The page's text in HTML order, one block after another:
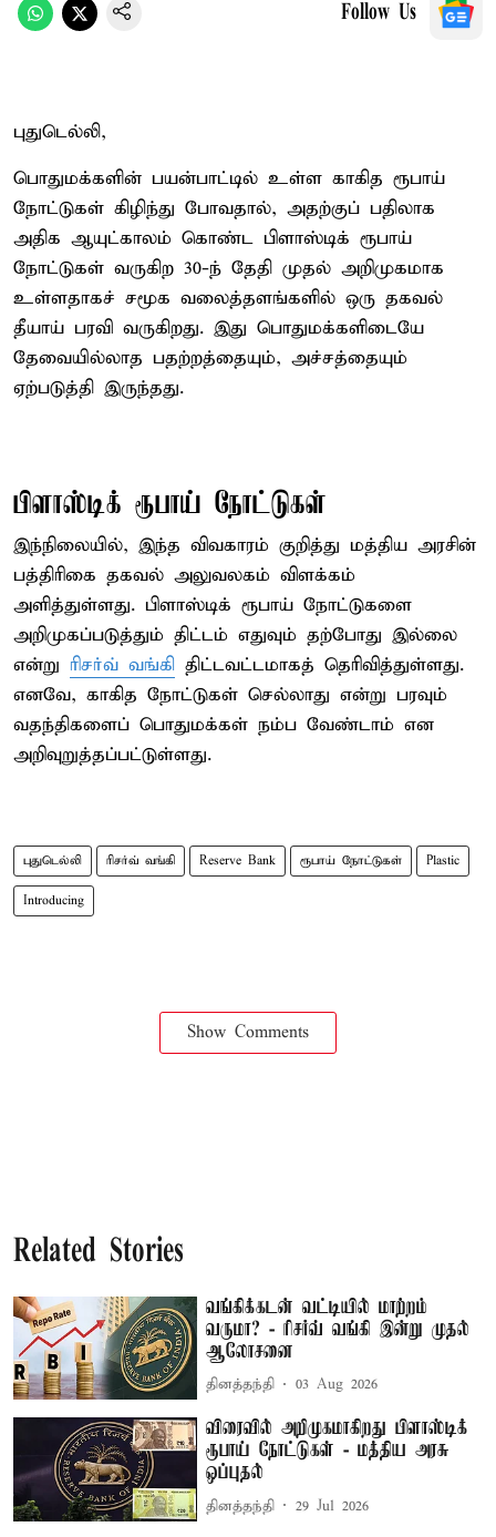
Follow Us
புதுடெல்லி,
பொதுமக்களின் பயன்பாட்டில் உள்ள காகித ரூபாய்
நோட்டுகள் கிழிந்து போவதால், அதற்குப் பதிலாக
அதிக ஆயுட்காலம் கொண்ட பிளாஸ்டிக் ரூபாய்
நோட்டுகள் வருகிற 30-ந் தேதி முதல் அறிமுகமாக
உள்ளதாகச் சமூக வலைத்தளங்களில் ஒரு தகவல்
தீயாய் பரவி வருகிறது. இது பொதுமக்களிடையே
தேவையில்லாத பதற்றத்தையும், அச்சத்தையும்
ஏற்படுத்தி இருந்தது.
பிளாஸ்டிக் ரூபாய் நோட்டுகள்
இந்நிலையில், இந்த விவகாரம் குறித்து மத்திய அரசின்
பத்திரிகை தகவல் அலுவலகம் விளக்கம்
அளித்துள்ளது. பிளாஸ்டிக் ரூபாய் நோட்டுகளை
அறிமுகப்படுத்தும் திட்டம் எதுவும் தற்போது இல்லை
என்று ரிசர்வ் வங்கி திட்டவட்டமாகத் தெரிவித்துள்ளது.
எனவே, காகித நோட்டுகள் செல்லாது என்று பரவும்
வதந்திகளைப் பொதுமக்கள் நம்ப வேண்டாம் என
அறிவுறுத்தப்பட்டுள்ளது.
புதுடெல்லி ரிசர்வ் வங்கி Reserve Bank ரூபாய் நோட்டுகள் Plastic
Introducing
Show Comments
Related Stories
வங்கிக்கடன் வட்டியில் மாற்றம்
வருமா? - ரிசர்வ் வங்கி இன்று முதல்
ஆலோசனை
தினத்தந்தி 03 Aug 2026
விரைவில் அறிமுகமாகிறது பிளாஸ்டிக்
ரூபாய் நோட்டுகள் - மத்திய அரசு
ஒப்புதல்
தினத்தந்தி 29 Jul 2026